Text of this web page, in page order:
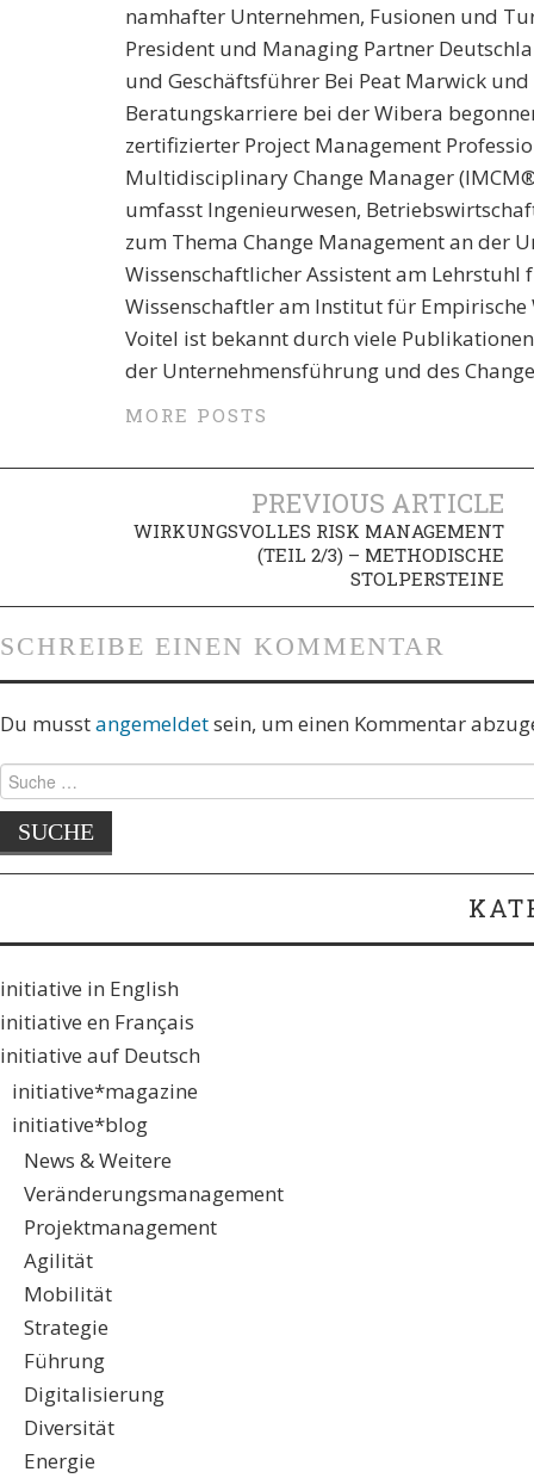
namhafter Unternehmen, Fusionen und
President und Managing Partner
und Geschäftsführer Bei Peat Marwick
Beratungskarriere bei der Wibera
zertifizierter Project Management
Multidisciplinary Change Manager
umfasst Ingenieurwesen,
zum Thema Change Management an der
Wissenschaftlicher Assistent am
Wissenschaftler am Institut für
Voitel ist bekannt durch viele
der Unternehmensführung und des
MORE POSTS
PREVIOUS ARTICLE
WIRKUNGSVOLLES RISK MANAGEMENT
(TEIL 2/3) – METHODISCHE
STOLPERSTEINE
SCHREIBE EINEN KOMMENTAR
Du musstangemeldetsein, um einen Kommentar
initiative in English
initiative en Français
initiative auf Deutsch
initiative*magazine
initiative*blog
News & Weitere
Veränderungsmanagement
Projektmanagement
Agilität
Mobilität
Strategie
Führung
Digitalisierung
Diversität
Energie